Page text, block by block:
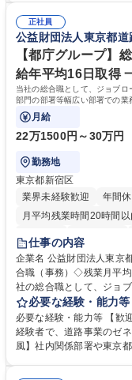
常に改善を目指す風土の
募集職種 【大阪・京都・
により、キーエンスの付
えて、お客様や社員の状
待され。組織を支えるス
社員から頼られる存在に
務の持ち帰りも禁止されて
歴・資格 学歴：大学院 大
正社員
公益財団法人東京都
【都庁グループ】
給年平均16日取得
当社の総合職として、ジョブ
部門の部署等幅広い部署での業
ております！ ※下記業務詳細
月給
22万1500円～30万円
勤務地
東京都新宿区
業界未経験歓迎
年間
月平均残業時間20時間以
研修あり
退職金あり
駅近5分以内
資格取得
仕事の内容
企業名 公益財団法人東京都道路整備保全
合職（事務）◇残業月平均9時間
社の総合職として、ジョ
等のフロント部門の部署
制度やキャリア支援が充実して
管理部門：広報、人事、
門：駐車場の新規開拓、
必要な経験・能力等
必要な経験・能力等 【歓
経験者で、道路事業のゼ
風】社内関係部署や東京